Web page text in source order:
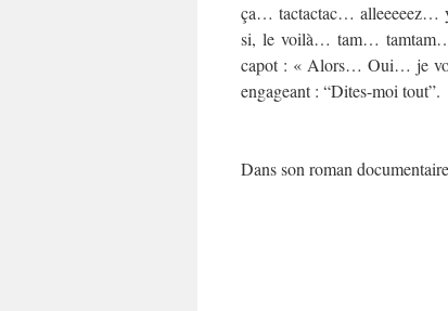
ça… tactactac… alleeeeez…
si, le voilà… tam… tamtam…
capot : « Alors… Oui… je
engageant : “Dites-moi tout”.
Dans son roman